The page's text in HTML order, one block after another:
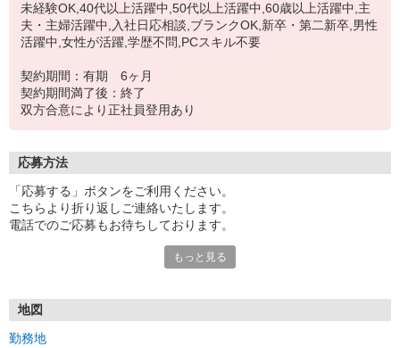
未経験OK,40代以上活躍中,50代以上活躍中,60歳以上活躍中,主
夫・主婦活躍中,入社日応相談,ブランクOK,新卒・第二新卒,男性
活躍中,女性が活躍,学歴不問,PCスキル不要
契約期間：有期 6ヶ月
契約期間満了後：終了
双方合意により正社員登用あり
応募方法
「応募する」ボタンをご利用ください。
こちらより折り返しご連絡いたします。
電話でのご応募もお待ちしております。
ご提出いただいた応募書類は、返却いたしませんので予めご了承く
もっと見る
地図
勤務地